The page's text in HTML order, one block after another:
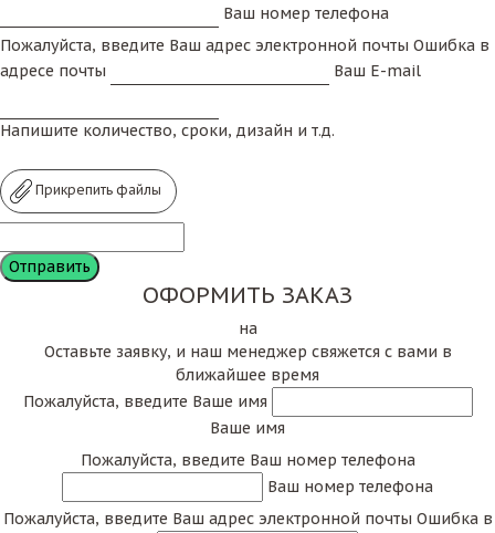
Ваш номер телефона
Пожалуйста, введите Ваш адрес электронной почты Ошибка в
адресе почты
Ваш E-mail
Напишите количество, сроки, дизайн и т.д.
Прикрепить файлы
ОФОРМИТЬ ЗАКАЗ
на
Оставьте заявку, и наш менеджер свяжется с вами в
ближайшее время
Пожалуйста, введите Ваше имя
Ваше имя
Пожалуйста, введите Ваш номер телефона
Ваш номер телефона
Пожалуйста, введите Ваш адрес электронной почты Ошибка в